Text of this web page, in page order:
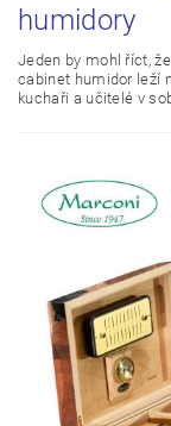
humidory
Jeden by mohl říct,
cabinet humidor leží
kuchaři a učitelé v